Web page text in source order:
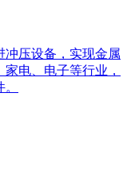
冲压设备，实现金属
电、电子等行业，